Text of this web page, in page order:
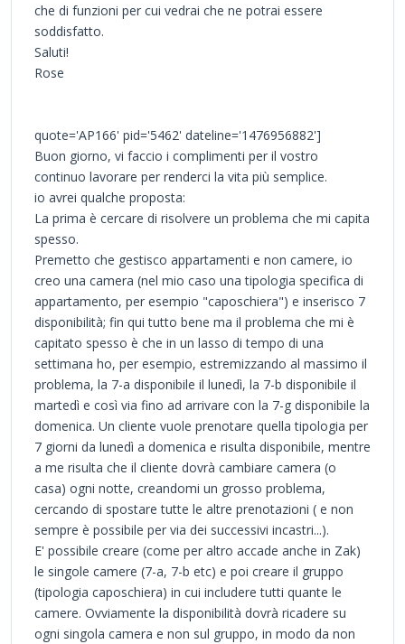
che di funzioni per cui vedrai che ne potrai essere
soddisfatto.
Saluti!
Rose
quote='AP166' pid='5462' dateline='1476956882']
Buon giorno, vi faccio i complimenti per il vostro
continuo lavorare per renderci la vita più semplice.
io avrei qualche proposta:
La prima è cercare di risolvere un problema che mi capita
spesso.
Premetto che gestisco appartamenti e non camere, io
creo una camera (nel mio caso una tipologia specifica di
appartamento, per esempio "caposchiera") e inserisco 7
disponibilità; fin qui tutto bene ma il problema che mi è
capitato spesso è che in un lasso di tempo di una
settimana ho, per esempio, estremizzando al massimo il
problema, la 7-a disponibile il lunedì, la 7-b disponibile il
martedì e così via fino ad arrivare con la 7-g disponibile la
domenica. Un cliente vuole prenotare quella tipologia per
7 giorni da lunedì a domenica e risulta disponibile, mentre
a me risulta che il cliente dovrà cambiare camera (o
casa) ogni notte, creandomi un grosso problema,
cercando di spostare tutte le altre prenotazioni ( e non
sempre è possibile per via dei successivi incastri...).
E' possibile creare (come per altro accade anche in Zak)
le singole camere (7-a, 7-b etc) e poi creare il gruppo
(tipologia caposchiera) in cui includere tutti quante le
camere. Ovviamente la disponibilità dovrà ricadere su
ogni singola camera e non sul gruppo, in modo da non